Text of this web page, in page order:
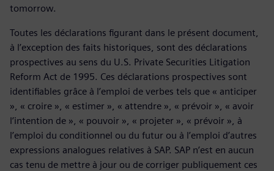
tomorrow.
Toutes les déclarations figurant dans le présent document,
à l’exception des faits historiques, sont des déclarations
prospectives au sens du U.S. Private Securities Litigation
Reform Act de 1995. Ces déclarations prospectives sont
identifiables grâce à l’emploi de verbes tels que « anticiper
», « croire », « estimer », « attendre », « prévoir », « avoir
l’intention de », « pouvoir », « projeter », « prévoir », à
l’emploi du conditionnel ou du futur ou à l’emploi d’autres
expressions analogues relatives à SAP. SAP n’est en aucun
cas tenu de mettre à jour ou de corriger publiquement ces